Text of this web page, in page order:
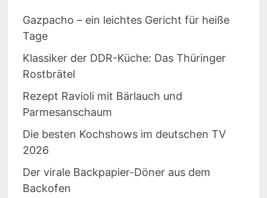
Gazpacho – ein leichtes Gericht für heiße
Tage
Klassiker der DDR-Küche: Das Thüringer
Rostbrätel
Rezept Ravioli mit Bärlauch und
Parmesanschaum
Die besten Kochshows im deutschen TV
2026
Der virale Backpapier-Döner aus dem
Backofen